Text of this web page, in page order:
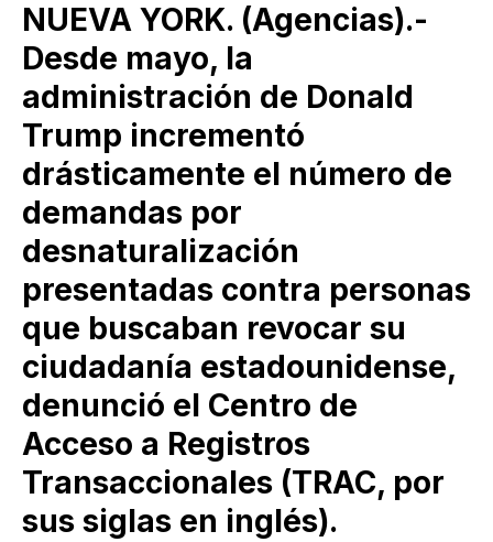
NUEVA YORK. (Agencias).-
Desde mayo, la
administración de Donald
Trump incrementó
drásticamente el número de
demandas por
desnaturalización
presentadas contra personas
que buscaban revocar su
ciudadanía estadounidense,
denunció el Centro de
Acceso a Registros
Transaccionales (TRAC, por
sus siglas en inglés).